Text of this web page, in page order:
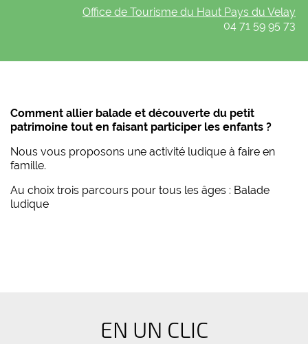
Office de Tourisme du Haut Pays du Velay
04 71 59 95 73
Comment allier balade et découverte du petit
patrimoine tout en faisant participer les enfants ?
Nous vous proposons une activité ludique à faire en
famille.
Au choix trois parcours pour tous les âges : Balade
ludique
EN UN CLIC